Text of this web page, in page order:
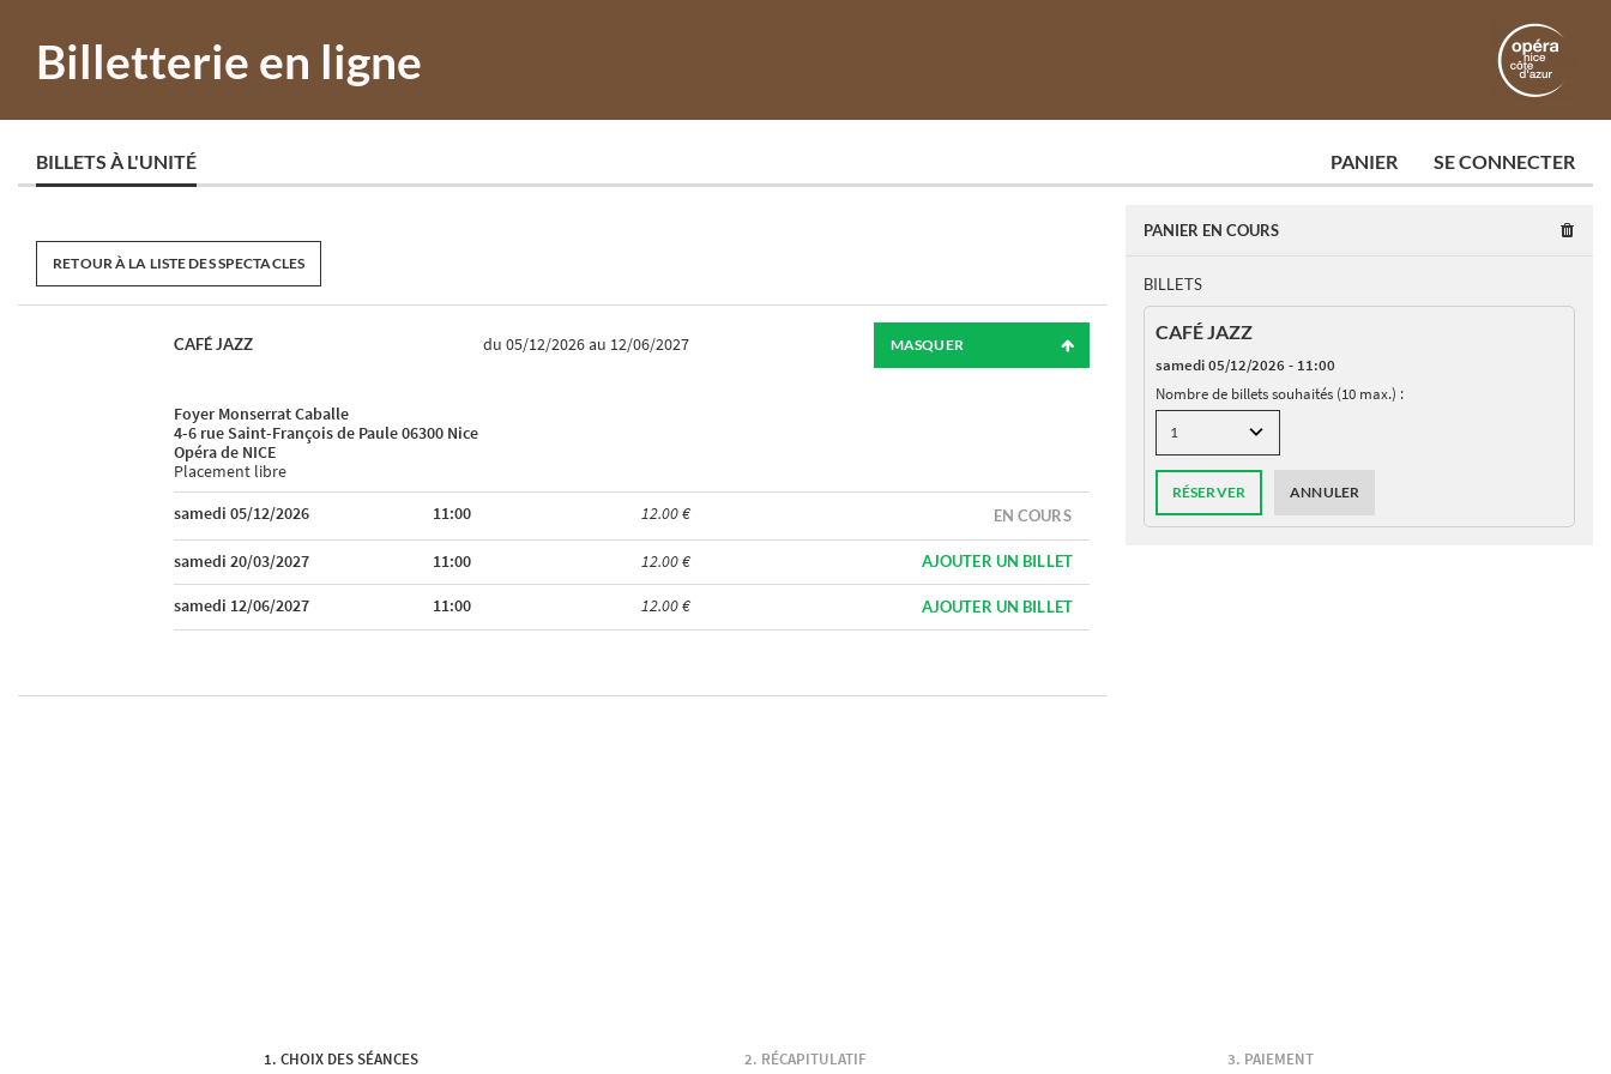
Billetterie en ligne
BILLETS À L'UNITÉ PANIER SE CONNECTER
RETOUR À LA LISTE DES SPECTACLES
CAFÉ JAZZ du 05/12/2026au 12/06/2027 MASQUER
Foyer Monserrat Caballe
4-6 rue Saint-François de Paule 06300 Nice
Opéra de NICE
Placement libre
samedi 05/12/2026
11:00 12.00 € EN COURS
samedi 20/03/2027 11:00 12.00 € AJOUTER UN BILLET
samedi 12/06/2027 11:00 12.00 € AJOUTER UN BILLET
PANIER EN COURS
BILLETS
CAFÉ JAZZ
samedi 05/12/2026 - 11:00
Nombre de billets souhaités (10 max.) :
RÉSERVER ANNULER
CHOIX DES SÉANCES RÉCAPITULATIF PAIEMENT